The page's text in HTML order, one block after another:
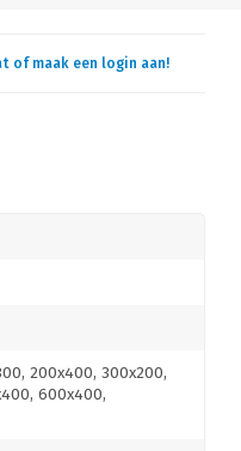
of maak een login aan!
200x400, 300x200,
600x400,